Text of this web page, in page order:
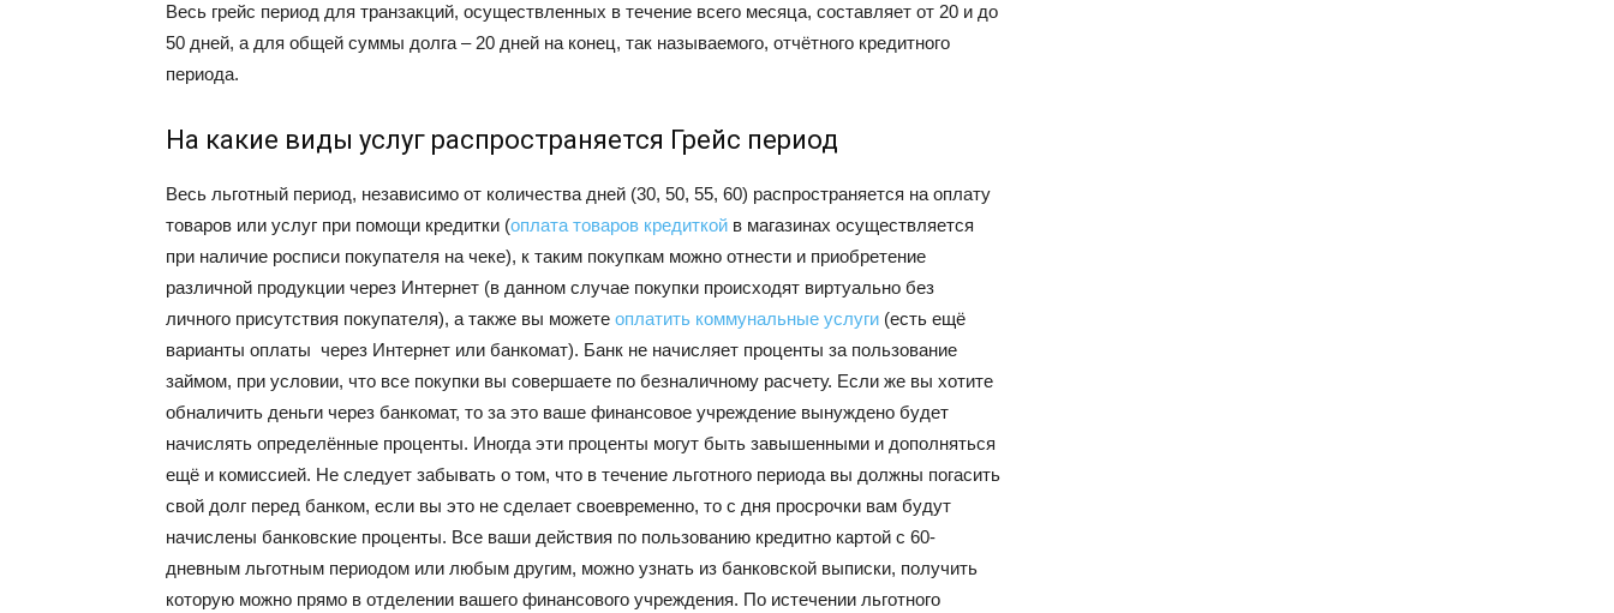
Весь грейс период для транзакций, осуществленных в течение всего месяца, составляет от 20 и до
50 дней, а для общей суммы долга – 20 дней на конец, так называемого, отчётного кредитного
периода.
На какие виды услуг распространяется Грейс период
Весь льготный период, независимо от количества дней (30, 50, 55, 60) распространяется на оплату
товаров или услуг при помощи кредитки (оплата товаров кредиткой в магазинах осуществляется
при наличие росписи покупателя на чеке), к таким покупкам можно отнести и приобретение
различной продукции через Интернет (в данном случае покупки происходят виртуально без
личного присутствия покупателя), а также вы можете оплатить коммунальные услуги (есть ещё
варианты оплаты через Интернет или банкомат). Банк не начисляет проценты за пользование
займом, при условии, что все покупки вы совершаете по безналичному расчету. Если же вы хотите
обналичить деньги через банкомат, то за это ваше финансовое учреждение вынуждено будет
начислять определённые проценты. Иногда эти проценты могут быть завышенными и дополняться
ещё и комиссией. Не следует забывать о том, что в течение льготного периода вы должны погасить
свой долг перед банком, если вы это не сделает своевременно, то с дня просрочки вам будут
начислены банковские проценты. Все ваши действия по пользованию кредитно картой с 60-
дневным льготным периодом или любым другим, можно узнать из банковской выписки, получить
которую можно прямо в отделении вашего финансового учреждения. По истечении льготного